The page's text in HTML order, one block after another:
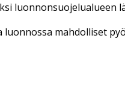
luonnonsuojelualueen
mahdolliset